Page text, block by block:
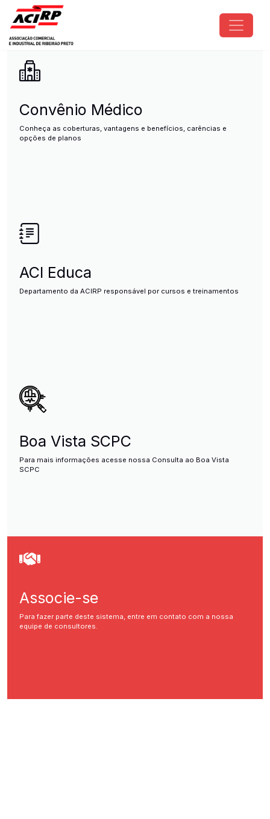
Pular para o conteúdo principal
ACIRP - Associação Comercial
Convênio Médico
Conheça as coberturas, vantagens e benefícios, carências e
opções de planos
ACI Educa
Departamento da ACIRP responsável por cursos e treinamentos
Boa Vista SCPC
Para mais informações acesse nossa Consulta ao Boa Vista
SCPC
Associe-se
Para fazer parte deste sistema, entre em contato com a nossa
equipe de consultores.